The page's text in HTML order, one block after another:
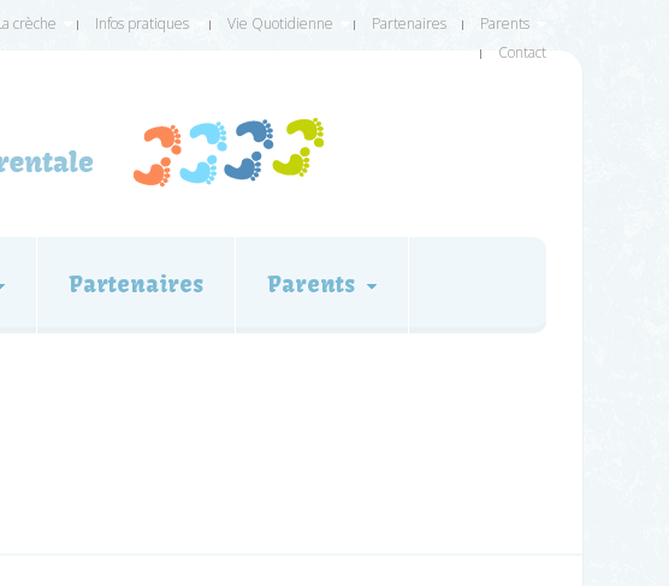
crèche Infos pratiques Vie Quotidienne Partenaires
Parents
Contact
Partenaires Parents